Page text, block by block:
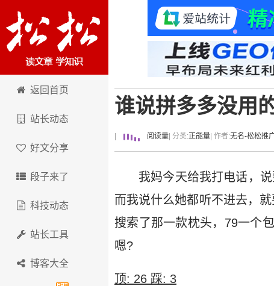
卢松松博客
返回首页
站长动态
好文分享
段子来了
科技动态
站长工具
博客大全
谁说拼多多没用
阅读量 | 分类:正能量 | 作者:无名-松松推
我妈今天给我打电话，
而我说什么她都听不进去，
搜索了那一款枕头，79一个
嗯?
顶: 26 踩: 3